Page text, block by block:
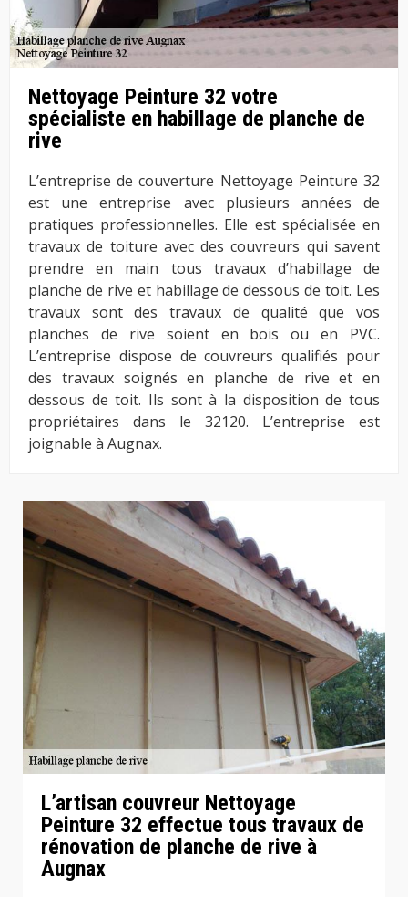
Nettoyage Peinture 32 votre
spécialiste en habillage de planche de
rive
L’entreprise de couverture Nettoyage Peinture 32
est une entreprise avec plusieurs années de
pratiques professionnelles. Elle est spécialisée en
travaux de toiture avec des couvreurs qui savent
prendre en main tous travaux d’habillage de
planche de rive et habillage de dessous de toit. Les
travaux sont des travaux de qualité que vos
planches de rive soient en bois ou en PVC.
L’entreprise dispose de couvreurs qualifiés pour
des travaux soignés en planche de rive et en
dessous de toit. Ils sont à la disposition de tous
propriétaires dans le 32120. L’entreprise est
joignable à Augnax.
L’artisan couvreur Nettoyage
Peinture 32 effectue tous travaux de
rénovation de planche de rive à
Augnax